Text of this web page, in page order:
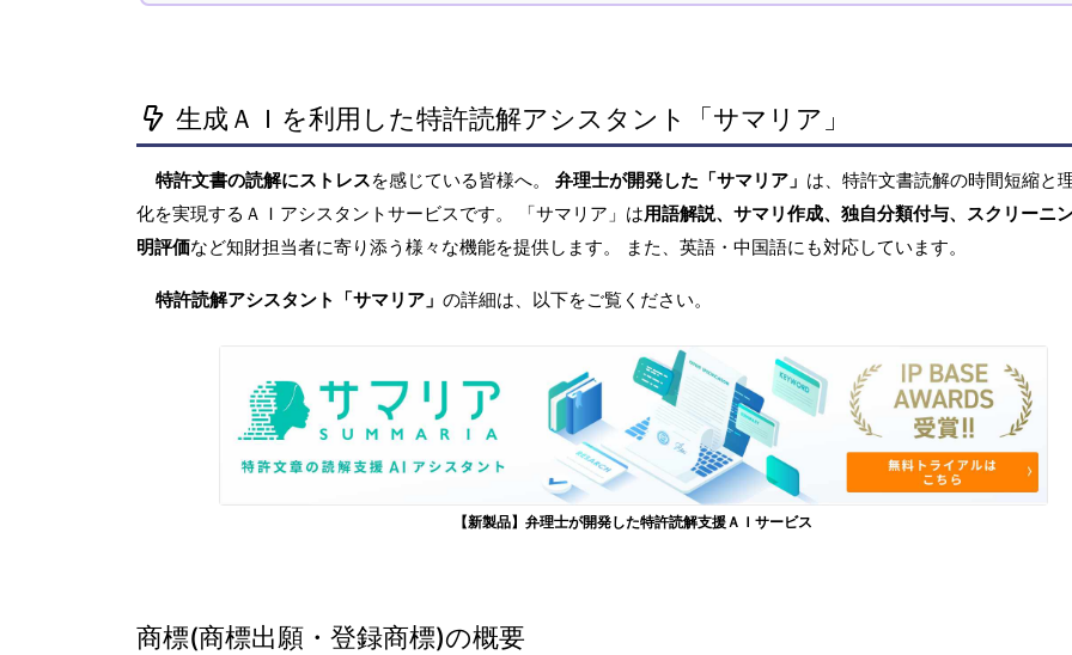
生成ＡＩを利用した特許読解アシスタント「サマリア」
特許文書の読解にストレスを感じている皆様へ。 弁理士が開発した「サマリア」 は、特許文書読解の時間短縮と
化を実現するＡＩアシスタントサービスです。 「サマリア」は用語解説、サマリ作成、独自分類付与、スクリーニ
明評価など知財担当者に寄り添う様々な機能を提供します。 また、英語・中国語にも対応しています。
特許読解アシスタント「サマリア」 の詳細は、以下をご覧ください。
【新製品】弁理士が開発した特許読解支援ＡＩサービス
商標(商標出願・登録商標)の概要